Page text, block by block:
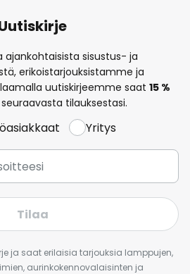
ajankohtaisista sisustus- ja
erikoistarjouksistamme ja
uutiskirjeemme saat 15 %
tilauksestasi.
Yritys
Tilaa
ja saat erilaisia tarjouksia lamppujen,
aurinkokennovalaisinten ja